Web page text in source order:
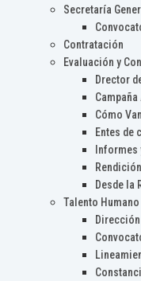
Secretaría
Contratación
Evaluación y
Drector
Cómo
Entes de
Informes
Desde la
Talento Humano